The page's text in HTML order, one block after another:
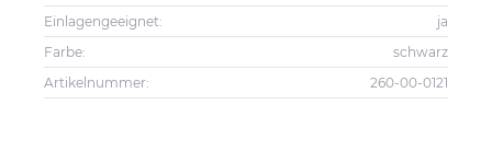
Einlagengeeignet:
ja
Farbe:
schwarz
Artikelnummer:
260-00-0121